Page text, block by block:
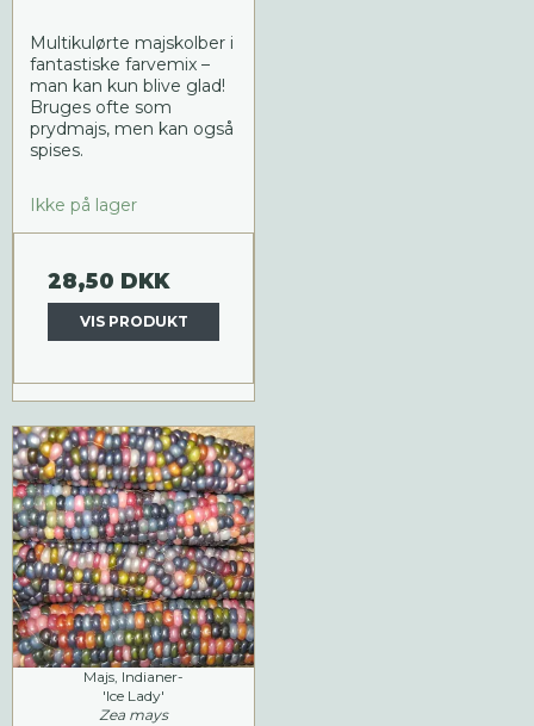
Multikulørte majskolber i
fantastiske farvemix –
man kan kun blive glad!
Bruges ofte som
prydmajs, men kan også
spises.
Ikke på lager
28,50 DKK
VIS PRODUKT
Majs, Indianer-
'Ice Lady'
Zea mays